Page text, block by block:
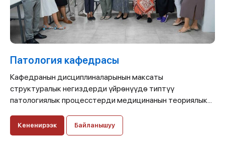
Патология кафедрасы
Кафедранын дисциплиналарынын максаты
структуралык негиздерди үйрѳнүүдѳ типтүү
патологиялык процесстерди медицинанын теориялык...
Кененирээк Байланышуу